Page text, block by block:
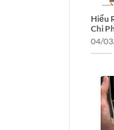
Hiểu
Chi
04/